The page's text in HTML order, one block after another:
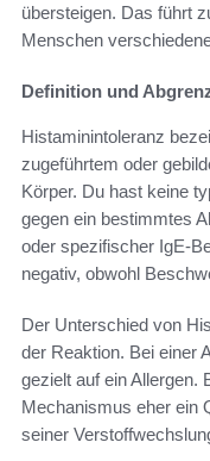
übersteigen. Das führt
Menschen
Definition und
Histaminintoleranz
zugeführtem oder
Körper. Du hast keine
gegen ein bestimmtes
oder spezifischer IgE-
negativ, obwohl
Der Unterschied von
der Reaktion. Bei einer
gezielt auf ein Allergen.
Mechanismus eher ein
seiner